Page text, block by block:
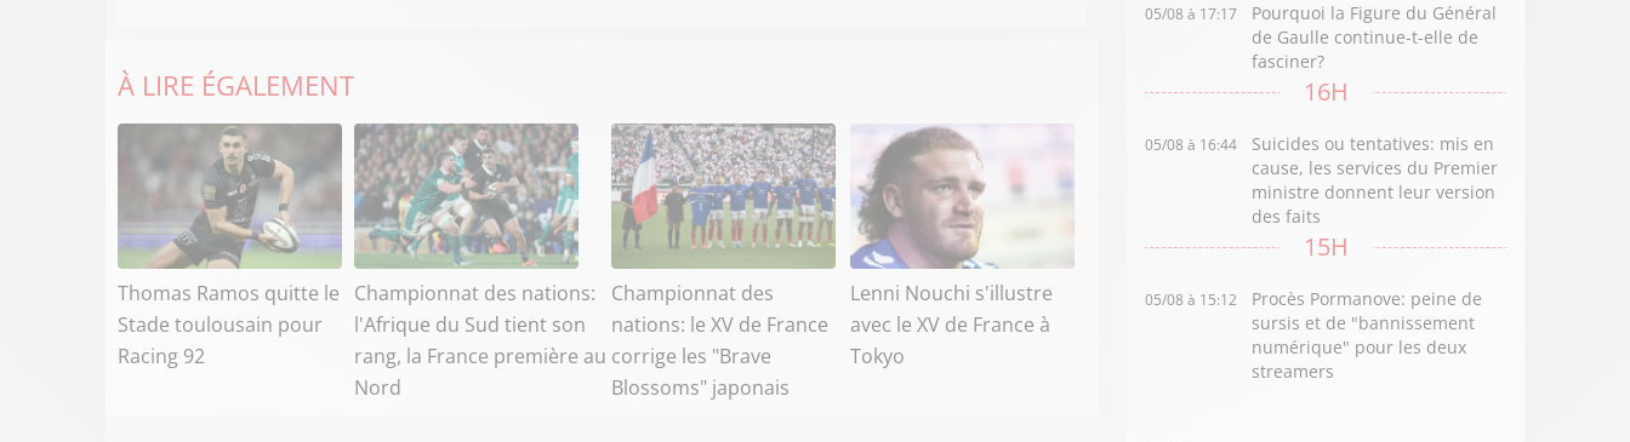
À LIRE ÉGALEMENT
Thomas Ramos quitte le
Stade toulousain pour
Racing 92
Championnat des nations:
l'Afrique du Sud tient son
rang, la France première au
Nord
Championnat des
nations: le XV de France
corrige les "Brave
Blossoms" japonais
Lenni Nouchi s'illustre
avec le XV de France à
Tokyo
05/08 à 17:17
Pourquoi la Figure du Général
de Gaulle continue-t-elle de
fasciner?
16H
05/08 à 16:44
Suicides ou tentatives: mis en
cause, les services du Premier
ministre donnent leur version
des faits
15H
05/08 à 15:12
Procès Pormanove: peine de
sursis et de "bannissement
numérique" pour les deux
streamers